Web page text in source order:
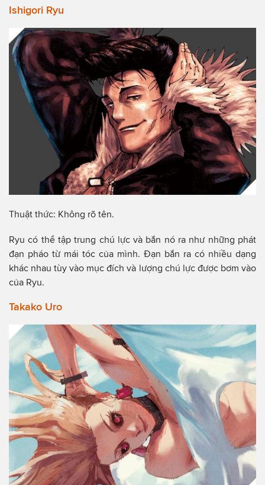
Ishigori Ryu
Thuật thức: Không rõ tên.
Ryu có thể tập trung chú lực và bắn nó ra như những phát
đạn pháo từ mái tóc của mình. Đạn bắn ra có nhiều dạng
khác nhau tùy vào mục đích và lượng chú lực được bơm vào
của Ryu.
Takako Uro